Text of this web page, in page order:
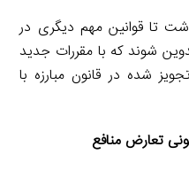
تا قوانین مهم دیگری در
شوند که با مقررات جدید
شده در قانون مبارزه با
تعارض منافع